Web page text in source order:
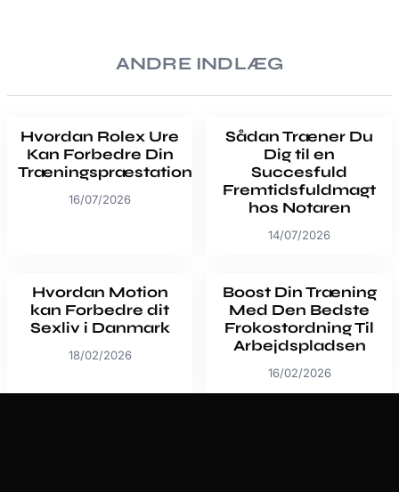
ANDRE INDLÆG
Hvordan Rolex Ure
Kan Forbedre Din
Træningspræstation
16/07/2026
Sådan Træner Du
Dig til en
Succesfuld
Fremtidsfuldmagt
hos Notaren
14/07/2026
Hvordan Motion
kan Forbedre dit
Sexliv i Danmark
18/02/2026
Boost Din Træning
Med Den Bedste
Frokostordning Til
Arbejdspladsen
16/02/2026